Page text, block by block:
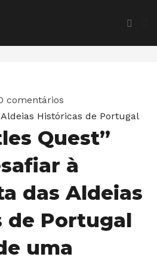
comentários
Aldeias Históricas de Portugal
Quest”
à
das Aldeias
de Portugal
uma